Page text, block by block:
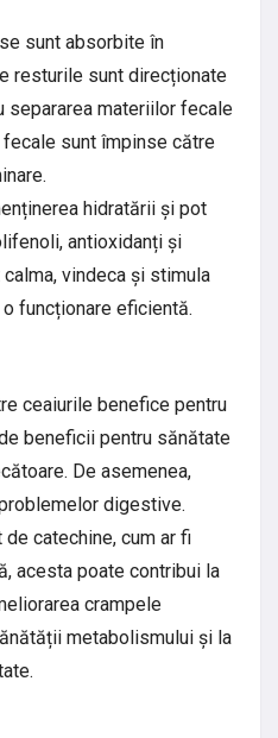
sunt absorbite în
resturile sunt direcționate
separarea materiilor fecale
sunt împinse către
hidratării și pot
antioxidanți și
vindeca și stimula
funcționare eficientă.
ceaiurile benefice pentru
beneficii pentru sănătate
De asemenea,
digestive.
catechine, cum ar fi
acesta poate contribui la
crampele
metabolismului și la